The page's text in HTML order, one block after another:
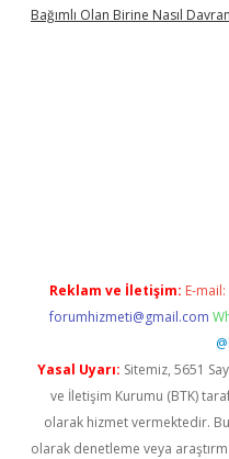
Bağımlı Olan Birine Nasıl
Reklam ve İletişim: E-mail:
forumhizmeti@gmail.com
Yasal Uyarı: Sitemiz, 5651
ve İletişim Kurumu (BTK)
olarak hizmet vermektedir.
olarak denetleme veya